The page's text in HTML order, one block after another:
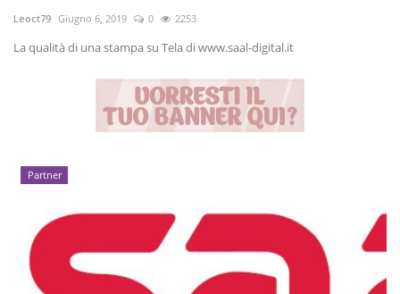
Contatti
Leoct79 Giugno 6, 2019 0 2253
La qualità di una stampa su Tela di www.saal-digital.it
Partner